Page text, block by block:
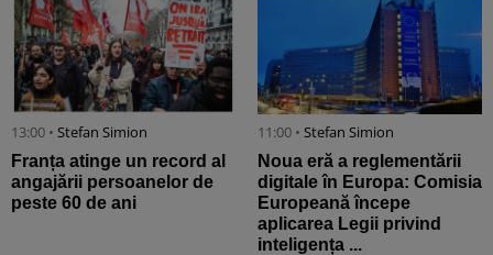
13:00 • Stefan Simion
Franța atinge un record al
angajării persoanelor de
peste 60 de ani
11:00 • Stefan Simion
Noua eră a reglementării
digitale în Europa: Comisia
Europeană începe
aplicarea Legii privind
inteligența ...